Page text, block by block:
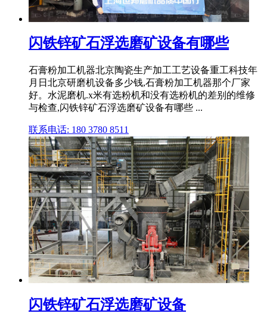
闪铁锌矿石浮选磨矿设备有哪些
石膏粉加工机器北京陶瓷生产加工工艺设备重工科技年
月日北京研磨机设备多少钱,石膏粉加工机器那个厂家
好。水泥磨机.x米有选粉机和没有选粉机的差别的维修
与检查,闪铁锌矿石浮选磨矿设备有哪些 ...
联系电话: 180 3780 8511
闪铁锌矿石浮选磨矿设备